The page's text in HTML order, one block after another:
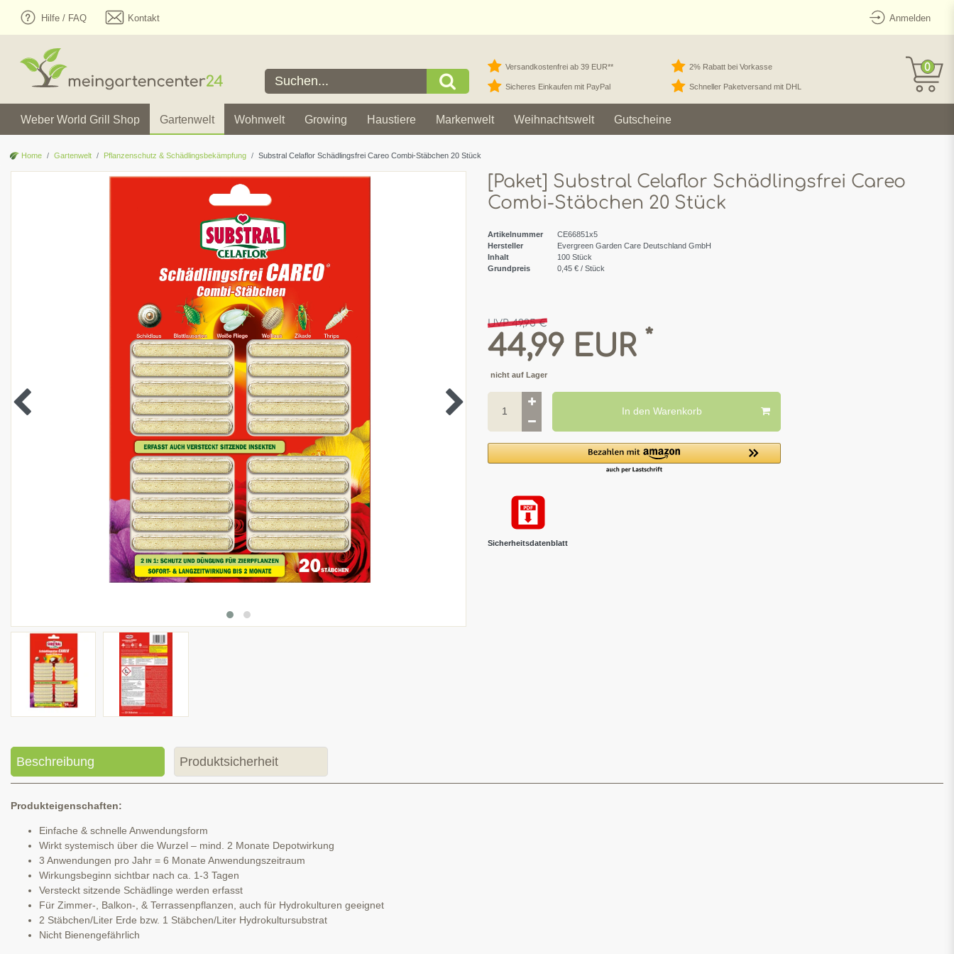
Hilfe / FAQ Kontakt Anmelden
Versandkostenfrei ab 39 EUR** 2% Rabatt bei Vorkasse
Sicheres Einkaufen mit PayPal Schneller Paketversand mit DHL
0
Weber World Grill Shop Gartenwelt Wohnwelt Growing Haustiere Markenwelt Weihnachtswelt Gutscheine
Home Gartenwelt Pflanzenschutz & Schädlingsbekämpfung Substral Celaflor Schädlingsfrei Careo Combi-Stäbchen 20 Stück
[Paket] Substral Celaflor Schädlingsfrei Careo
Combi-Stäbchen 20 Stück
Artikelnummer
CE66851x5
Hersteller
Evergreen Garden Care Deutschland GmbH
Inhalt
100 Stück
Grundpreis
0,45 € / Stück
UVP 49,95 €
44,99 EUR *
nicht auf Lager
In den Warenkorb
Sicherheitsdatenblatt
Beschreibung Produktsicherheit
Produkteigenschaften:
Einfache & schnelle Anwendungsform
Wirkt systemisch über die Wurzel – mind. 2 Monate Depotwirkung
3 Anwendungen pro Jahr = 6 Monate Anwendungszeitraum
Wirkungsbeginn sichtbar nach ca. 1-3 Tagen
Versteckt sitzende Schädlinge werden erfasst
Für Zimmer-, Balkon-, & Terrassenpflanzen, auch für Hydrokulturen geeignet
2 Stäbchen/Liter Erde bzw. 1 Stäbchen/Liter Hydrokultursubstrat
Nicht Bienengefährlich